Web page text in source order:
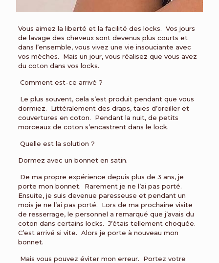
Vous aimez la liberté et la facilité des locks. Vos jours
de lavage des cheveux sont devenus plus courts et
dans l’ensemble, vous vivez une vie insouciante avec
vos mèches. Mais un jour, vous réalisez que vous avez
du coton dans vos locks.
Comment est-ce arrivé ?
Le plus souvent, cela s’est produit pendant que vous
dormiez. Littéralement des draps, taies d’oreiller et
couvertures en coton. Pendant la nuit, de petits
morceaux de coton s’encastrent dans le lock.
Quelle est la solution ?
Dormez avec un bonnet en satin.
De ma propre expérience depuis plus de 3 ans, je
porte mon bonnet. Rarement je ne l’ai pas porté.
Ensuite, je suis devenue paresseuse et pendant un
mois je ne l’ai pas porté. Lors de ma prochaine visite
de resserrage, le personnel a remarqué que j’avais du
coton dans certains locks. J’étais tellement choquée.
C’est arrivé si vite. Alors je porte à nouveau mon
bonnet.
Mais vous pouvez éviter mon erreur. Portez votre